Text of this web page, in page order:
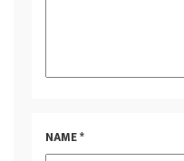
NAME*